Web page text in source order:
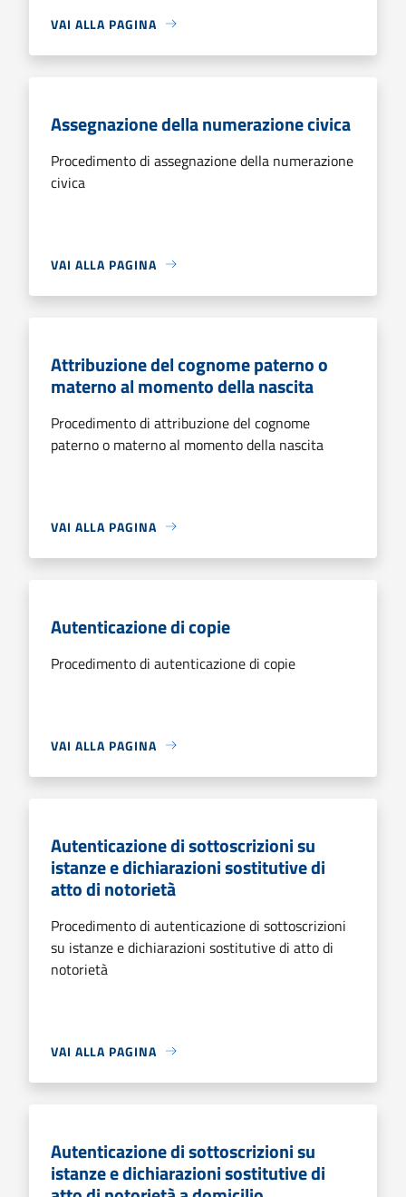
VAI ALLA PAGINA
Assegnazione della numerazione civica
Procedimento di assegnazione della numerazione
civica
VAI ALLA PAGINA
Attribuzione del cognome paterno o
materno al momento della nascita
Procedimento di attribuzione del cognome
paterno o materno al momento della nascita
VAI ALLA PAGINA
Autenticazione di copie
Procedimento di autenticazione di copie
VAI ALLA PAGINA
Autenticazione di sottoscrizioni su
istanze e dichiarazioni sostitutive di
atto di notorietà
Procedimento di autenticazione di sottoscrizioni
su istanze e dichiarazioni sostitutive di atto di
notorietà
VAI ALLA PAGINA
Autenticazione di sottoscrizioni su
istanze e dichiarazioni sostitutive di